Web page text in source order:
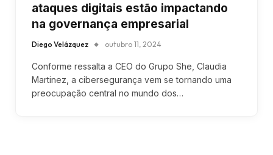
ataques digitais estão impactando
na governança empresarial
Diego Velázquez outubro 11, 2024
Conforme ressalta a CEO do Grupo She, Claudia
Martinez, a cibersegurança vem se tornando uma
preocupação central no mundo dos…